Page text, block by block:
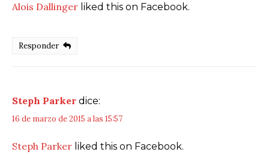
Alois Dallinger liked this on Facebook.
Responder
Steph Parker dice:
16 de marzo de 2015 a las 15:57
Steph Parker liked this on Facebook.